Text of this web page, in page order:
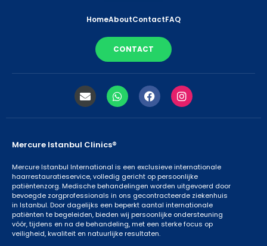
HomeAboutContactFAQ
CONTACT
Mercure Istanbul Clinics®
Mercure Istanbul International is een exclusieve internationale
haarrestauratieservice, volledig gericht op persoonlijke
patiëntenzorg. Medische behandelingen worden uitgevoerd door
bevoegde zorgprofessionals in ons gecontracteerde ziekenhuis
in Istanbul. Door dagelijks een beperkt aantal internationale
patiënten te begeleiden, bieden wij persoonlijke ondersteuning
vóór, tijdens en na de behandeling, met een sterke focus op
veiligheid, kwaliteit en natuurlijke resultaten.